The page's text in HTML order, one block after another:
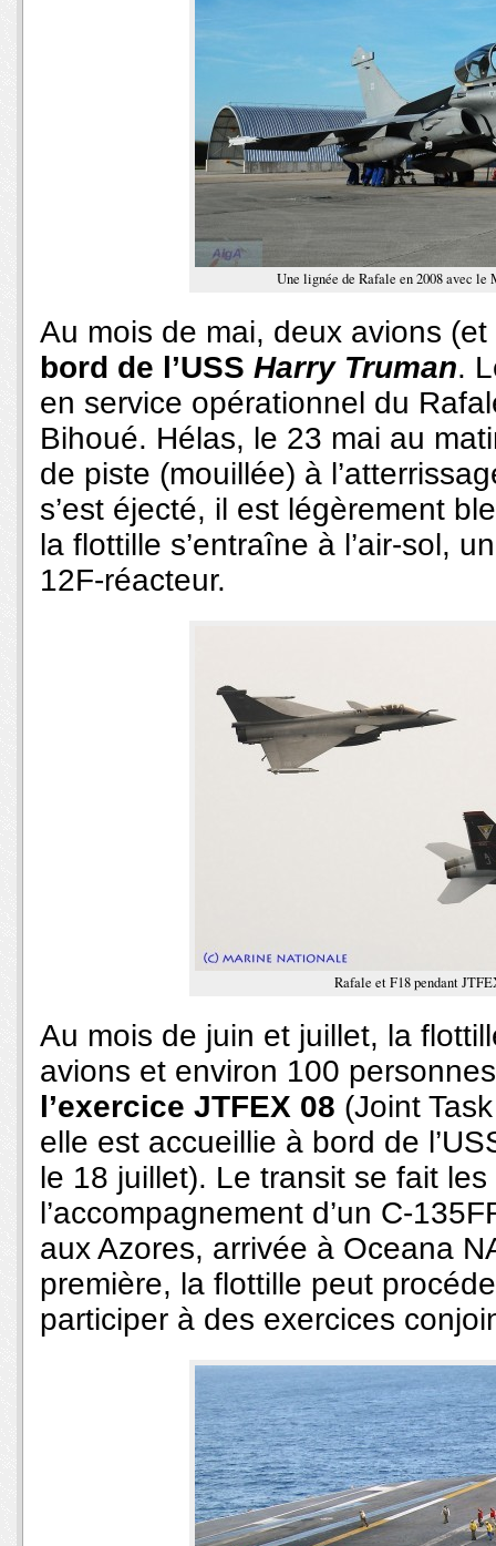
Une lignée de Rafale en 2008 avec le
Au mois de mai, deux avions
bord de l’USS Harry Truman.
en service opérationnel du
Bihoué. Hélas, le 23 mai au
de piste (mouillée) à
s’est éjecté, il est légèrement
la flottille s’entraîne à l’air-sol,
12F-réacteur.
Rafale et F18 pendant
Au mois de juin et juillet, la
avions et environ 100
l’exercice JTFEX 08 (Joint
elle est accueillie à bord de
le 18 juillet). Le transit se fait
l’accompagnement d’un C-
aux Azores, arrivée à Oceana
première, la flottille peut
participer à des exercices